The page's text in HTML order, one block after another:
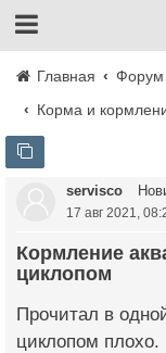
Главная
Форум
Корма и
servisco
17 авг 2021,
Кормление аквариумных рыб сухим
циклопом
Прочитал в
циклопом